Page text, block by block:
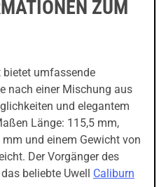
ZUM
bietet umfassende
nach einer Mischung aus
und elegantem
Länge: 115,5 mm,
und einem Gewicht von
Der Vorgänger des
beliebte Uwell Caliburn